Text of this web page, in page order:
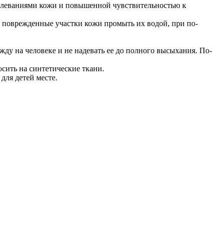
кожи и повышенной чувствительностью к
поврежденные участки кожи промыть их водой, при по-
на человеке и не надевать ее до полного высыхания. По-
на синтетические ткани.
детей месте.